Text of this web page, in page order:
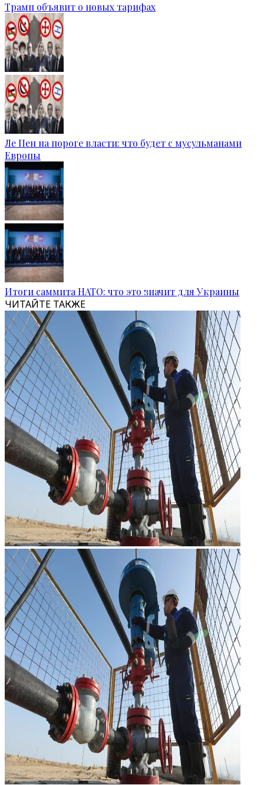
Трамп объявит о новых тарифах
Ле Пен на пороге власти: что будет с мусульманами
Европы
Итоги саммита НАТО: что это значит для Украины
ЧИТАЙТЕ ТАКЖЕ